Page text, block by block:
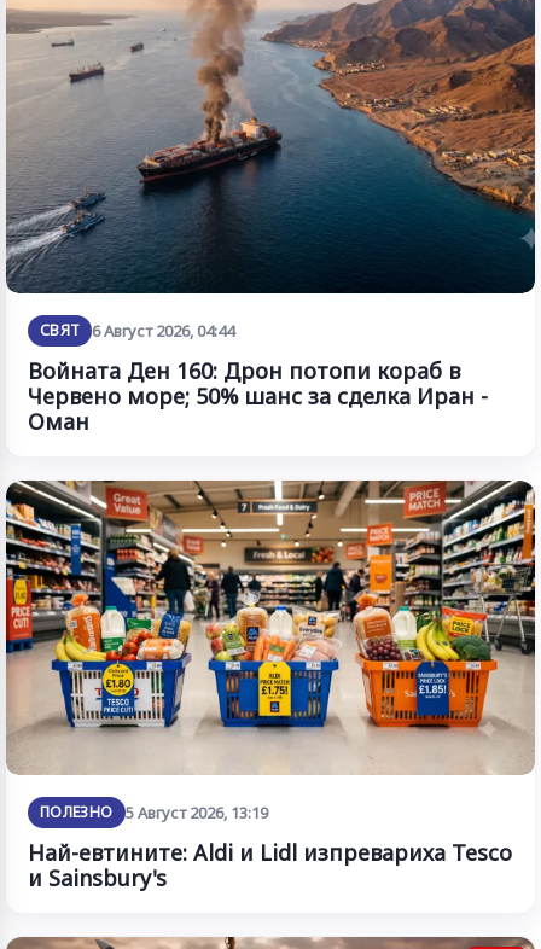
СВЯТ 6 Август 2026, 04:44
Войната Ден 160: Дрон потопи кораб в
Червено море; 50% шанс за сделка Иран -
Оман
ПОЛЕЗНО 5 Август 2026, 13:19
Най-евтините: Aldi и Lidl изпревариха Tesco
и Sainsbury's